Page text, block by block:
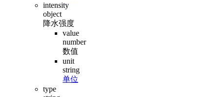
intensity
object
降水强度
value
number
数值
unit
string
单位
type